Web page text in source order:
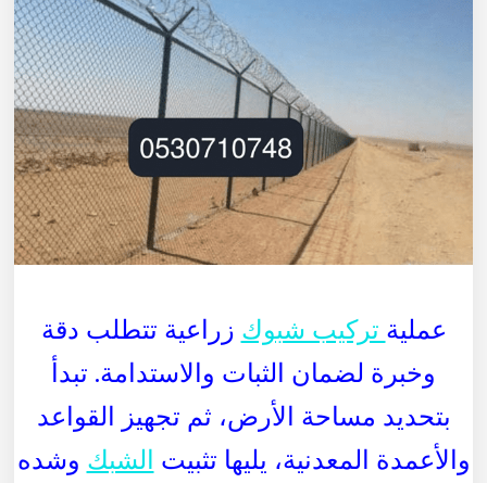
عملية تركيب شبوك زراعية تتطلب دقة
وخبرة لضمان الثبات والاستدامة. تبدأ
بتحديد مساحة الأرض، ثم تجهيز القواعد
والأعمدة المعدنية، يليها تثبيت الشبك وشده